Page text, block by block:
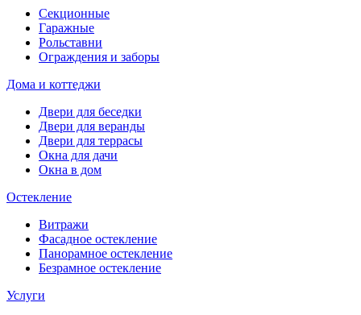
Секционные
Гаражные
Рольставни
Ограждения и заборы
Дома и коттеджи
Двери для беседки
Двери для веранды
Двери для террасы
Окна для дачи
Окна в дом
Остекление
Витражи
Фасадное остекление
Панорамное остекление
Безрамное остекление
Услуги